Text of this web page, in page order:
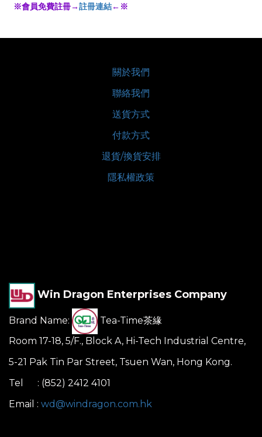
※會員免費註冊→註冊連結←※
關於我們
聯絡我們
送貨方式
付款方式
退貨/換貨安排
隱私權政策
Win Dragon Enterprises Company
Brand Name:
Tea-Time茶緣
Room 17-18, 5/F., Block A, Hi-Tech Industrial Centre,
5-21 Pak Tin Par Street, Tsuen Wan, Hong Kong.
Tel : (852) 2412 4101
Email : wd@windragon.com.hk